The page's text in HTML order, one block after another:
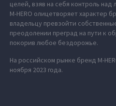
целей, взяв на себя контроль
M‑HERO олицетворяет характер
владельцу превзойти
преодолении преград на пути к
покорив любое бездорожье.
На российском рынке бренд
ноября 2023 года.